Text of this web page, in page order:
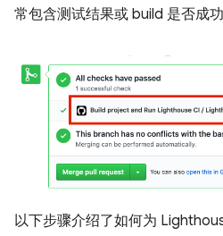
常包含测试结果或 build 是否成功
以下步骤介绍了如何为